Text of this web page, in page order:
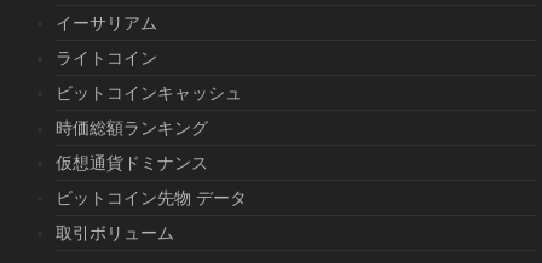
イーサリアム
ライトコイン
ビットコインキャッシュ
時価総額ランキング
仮想通貨ドミナンス
ビットコイン先物 データ
取引ボリューム